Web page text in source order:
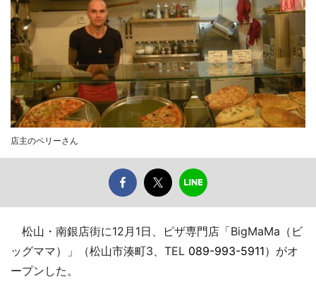
店主のペリーさん
松山・南銀店街に12月1日、ピザ専門店「BigMaMa（ビ
ッグママ）」（松山市湊町3、TEL 089-993-5911）がオ
ープンした。